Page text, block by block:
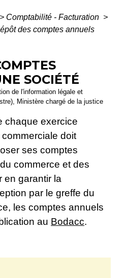
> Comptabilité - Facturation >
des comptes annuels
SOCIÉTÉ
de l'information légale et
Ministère chargé de la justice
chaque exercice
doit
ses comptes
commerce et des
en garantir la
par le greffe du
les comptes annuels
au Bodacc.